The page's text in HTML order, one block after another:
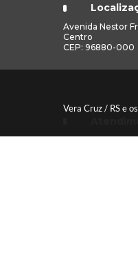
Vera Cruz / RS e
Avenida Nestor
Centro
CEP: 96880-000